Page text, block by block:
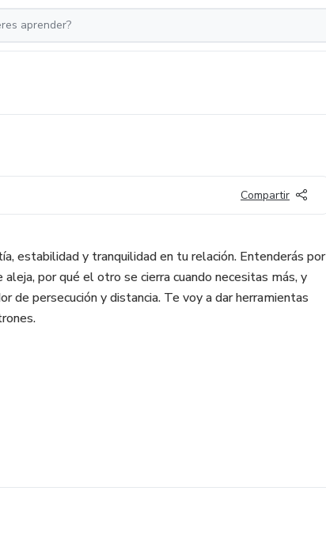
Compartir
estabilidad y tranquilidad en tu relación. Entenderás por
por qué el otro se cierra cuando necesitas más, y
de persecución y distancia. Te voy a dar herramientas